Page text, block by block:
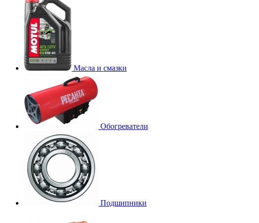
Масла и смазки
Обогреватели
Подшипники